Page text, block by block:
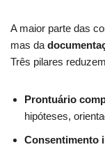
A maior parte das
mas da
Três pilares
Prontuário
hipóteses,
Consentimento